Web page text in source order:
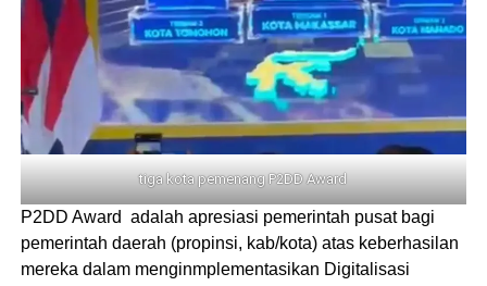
tiga kota pemenang P2DD Award
P2DD Award adalah apresiasi pemerintah pusat bagi
pemerintah daerah (propinsi, kab/kota) atas keberhasilan
mereka dalam menginmplementasikan Digitalisasi